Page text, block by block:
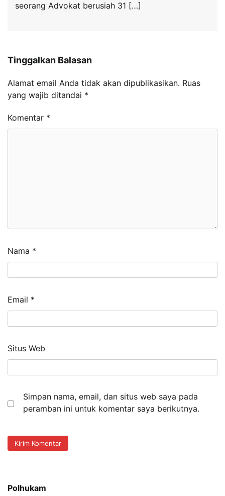
seorang Advokat berusiah 31 […]
Tinggalkan Balasan
Alamat email Anda tidak akan dipublikasikan. Ruas
yang wajib ditandai *
Komentar *
Nama *
Email *
Situs Web
Simpan nama, email, dan situs web saya pada
peramban ini untuk komentar saya berikutnya.
Polhukam